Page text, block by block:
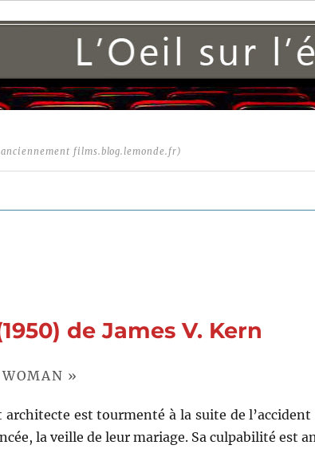
films.blog.lemonde.fr)
de James V. Kern
»
est tourmenté à la suite de l’accident
la veille de leur mariage. Sa culpabilité est